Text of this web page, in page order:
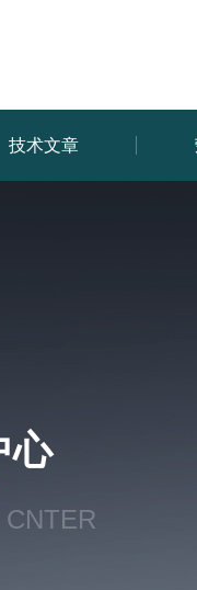
技术文章
心